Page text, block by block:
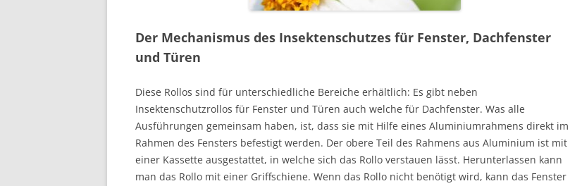
Der Mechanismus des Insektenschutzes für Fenster, Dachfenster
und Türen
Diese Rollos sind für unterschiedliche Bereiche erhältlich: Es gibt neben
Insektenschutzrollos für Fenster und Türen auch welche für Dachfenster. Was alle
Ausführungen gemeinsam haben, ist, dass sie mit Hilfe eines Aluminiumrahmens direkt im
Rahmen des Fensters befestigt werden. Der obere Teil des Rahmens aus Aluminium ist mit
einer Kassette ausgestattet, in welche sich das Rollo verstauen lässt. Herunterlassen kann
man das Rollo mit einer Griffschiene. Wenn das Rollo nicht benötigt wird, kann das Fenster